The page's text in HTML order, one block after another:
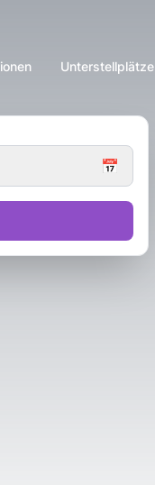
Unterstellplätze
📅